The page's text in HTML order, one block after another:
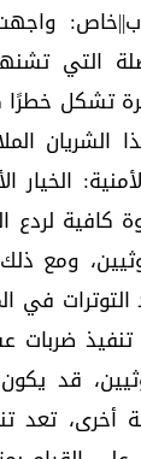
التي
تشكل خطرًا
لردع
ومع
في
تنفيذ
قد
أخرى، تعد